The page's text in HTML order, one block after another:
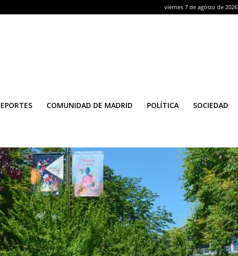
viernes 7 de agosto de 2026
COMUNIDAD DE MADRID POLÍTICA SOCIEDAD